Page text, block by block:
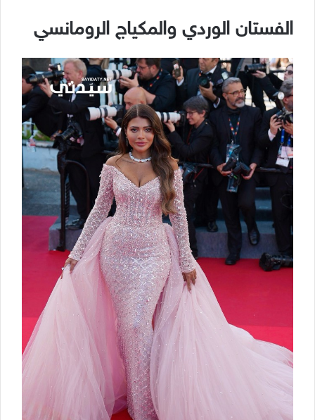
الفستان الوردي والمكياج الرومانسي